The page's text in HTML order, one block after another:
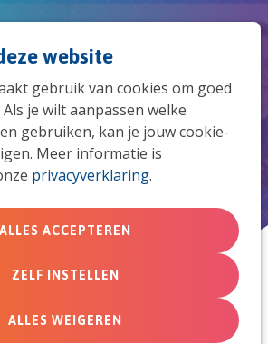
website
gebruik van cookies om goed
je wilt aanpassen welke
gebruiken, kan je jouw cookie-
Meer informatie is
privacyverklaring.
ALLES ACCEPTEREN
ZELF INSTELLEN
ALLES WEIGEREN
naar
de
helpt kiezen: studie,
of tussenjaar